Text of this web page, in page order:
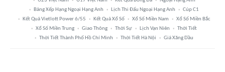
Bảng Xếp Hạng Ngoại Hạng Anh
Lịch Thi Đấu Ngoại Hạng Anh
Cúp C1
Kết Quả Vietlott Power 6/55
Kết Quả Xổ Số Xổ Số Miền Nam
Xổ Số Miền Bắc
Xổ Số Miền Trung
Giao Thông Thời Sự Lịch Vạn Niên
Thời Tiết
Thời Tiết Thành Phố Hồ Chí Minh
Thời Tiết Hà Nội Giá Xăng Dầu